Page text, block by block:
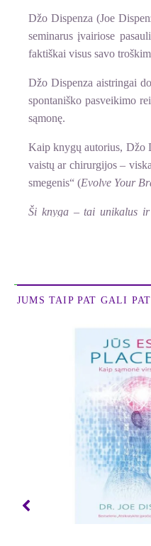
Džo Dispenza (Joe
seminarus įvairiose
faktiškai visus savo
Džo Dispenza aistringai
spontaniško pasveikimo
sąmonę.
Kaip knygų autorius, Džo
vaistų ar chirurgijos –
smegenis“ (Evolve Your
Ši knyga – tai unikalus ir
JUMS TAIP PAT GALI